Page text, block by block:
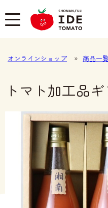
オンラインショップ » 商品一
トマト加工品